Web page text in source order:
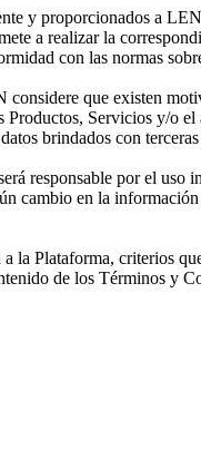
y proporcionados a
a realizar la
con las normas
que existen
Servicios y/o
brindados con
responsable por el uso
cambio en la
Plataforma, criterios
de los Términos y